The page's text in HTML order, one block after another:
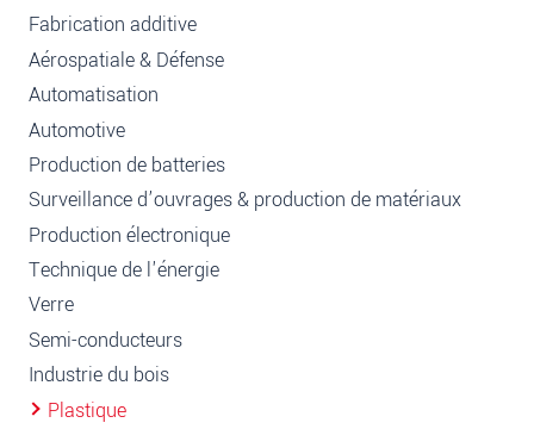
Fabrication additive
Aérospatiale & Défense
Automatisation
Automotive
Production de batteries
Surveillance d’ouvrages & production de matériaux
Production électronique
Technique de l'énergie
Verre
Semi-conducteurs
Industrie du bois
Plastique